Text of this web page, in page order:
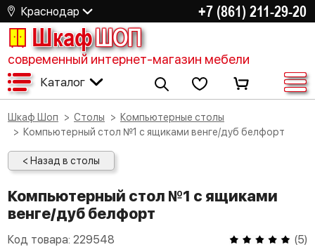
Краснодар +7 (861) 211-29-20
ШкафШОП
современный интернет-магазин мебели
Каталог
Шкаф Шоп Столы
Компьютерные столы
Компьютерный стол №1 с ящиками венге/дуб белфорт
< Назад в столы
Компьютерный стол №1 с ящиками
венге/дуб белфорт
Код товара: 229548 (5)